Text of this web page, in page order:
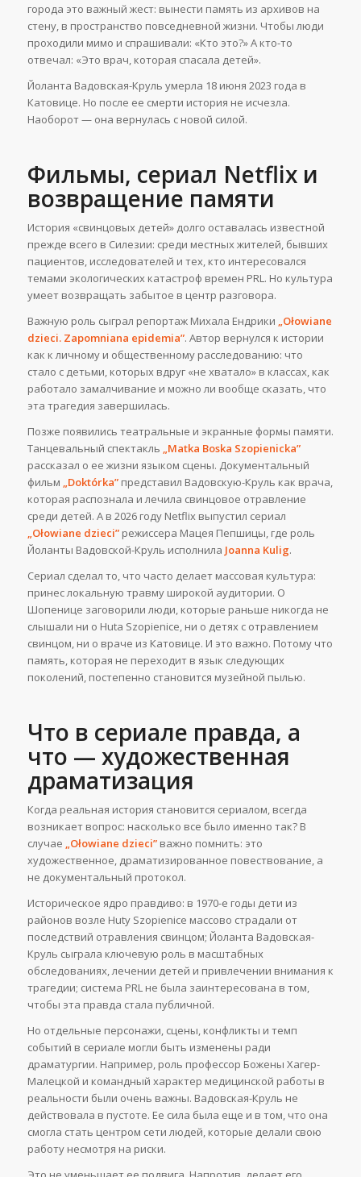
города это важный жест: вынести память из архивов на
стену, в пространство повседневной жизни. Чтобы люди
проходили мимо и спрашивали: «Кто это?» А кто-то
отвечал: «Это врач, которая спасала детей».
Йоланта Вадовская-Круль умерла 18 июня 2023 года в
Катовице. Но после ее смерти история не исчезла.
Наоборот — она вернулась с новой силой.
Фильмы, сериал Netflix и
возвращение памяти
История «свинцовых детей» долго оставалась известной
прежде всего в Силезии: среди местных жителей, бывших
пациентов, исследователей и тех, кто интересовался
темами экологических катастроф времен PRL. Но культура
умеет возвращать забытое в центр разговора.
Важную роль сыграл репортаж Михала Ендрики „Ołowiane
dzieci. Zapomniana epidemia”. Автор вернулся к истории
как к личному и общественному расследованию: что
стало с детьми, которых вдруг «не хватало» в классах, как
работало замалчивание и можно ли вообще сказать, что
эта трагедия завершилась.
Позже появились театральные и экранные формы памяти.
Танцевальный спектакль „Matka Boska Szopienicka”
рассказал о ее жизни языком сцены. Документальный
фильм „Doktórka”представил Вадовскую-Круль как врача,
которая распознала и лечила свинцовое отравление
среди детей. А в 2026 году Netflix выпустил сериал
„Ołowiane dzieci”режиссера Мацея Пепшицы, где роль
Йоланты Вадовской-Круль исполнила Joanna Kulig.
Сериал сделал то, что часто делает массовая культура:
принес локальную травму широкой аудитории. О
Шопенице заговорили люди, которые раньше никогда не
слышали ни о Huta Szopienice, ни о детях с отравлением
свинцом, ни о враче из Катовице. И это важно. Потому что
память, которая не переходит в язык следующих
поколений, постепенно становится музейной пылью.
Что в сериале правда, а
что — художественная
драматизация
Когда реальная история становится сериалом, всегда
возникает вопрос: насколько все было именно так? В
случае „Ołowiane dzieci”важно помнить: это
художественное, драматизированное повествование, а
не документальный протокол.
Историческое ядро правдиво: в 1970-е годы дети из
районов возле Huty Szopienice массово страдали от
последствий отравления свинцом; Йоланта Вадовская-
Круль сыграла ключевую роль в масштабных
обследованиях, лечении детей и привлечении внимания к
трагедии; система PRL не была заинтересована в том,
чтобы эта правда стала публичной.
Но отдельные персонажи, сцены, конфликты и темп
событий в сериале могли быть изменены ради
драматургии. Например, роль профессор Божены Хагер-
Малецкой и командный характер медицинской работы в
реальности были очень важны. Вадовская-Круль не
действовала в пустоте. Ее сила была еще и в том, что она
смогла стать центром сети людей, которые делали свою
работу несмотря на риски.